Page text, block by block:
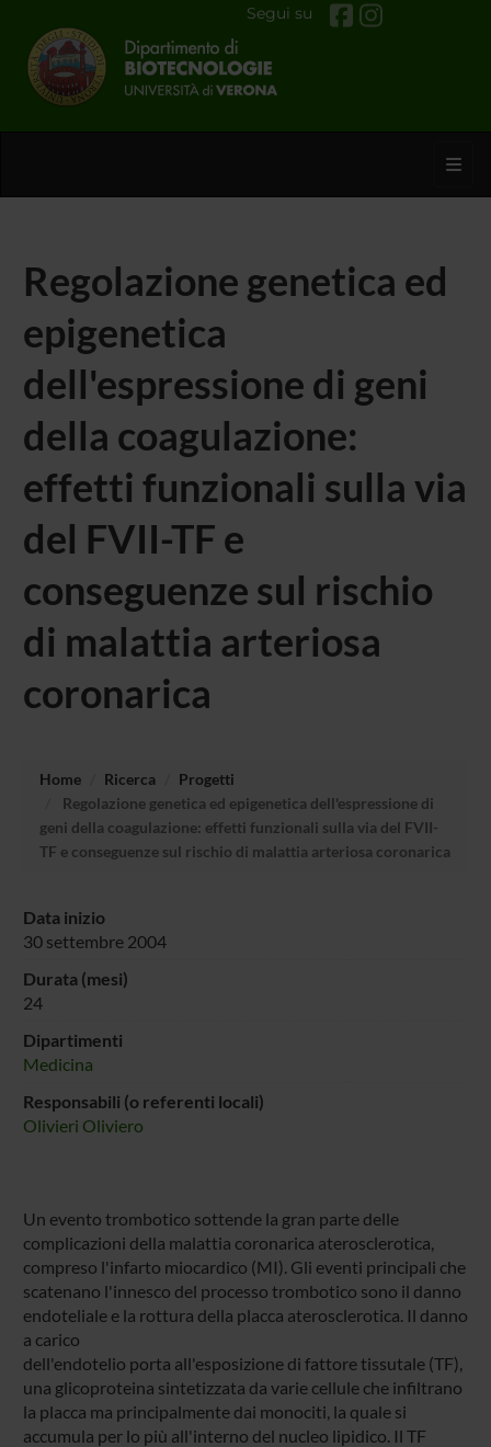
Segui su
Regolazione genetica ed
epigenetica
dell'espressione di geni
della coagulazione:
effetti funzionali sulla via
del FVII-TF e
conseguenze sul rischio
di malattia arteriosa
coronarica
Home Ricerca
Progetti
Regolazione genetica ed epigenetica dell'espressione di
geni della coagulazione: effetti funzionali sulla via del FVII-
TF e conseguenze sul rischio di malattia arteriosa coronarica
Data inizio
30 settembre 2004
Durata (mesi)
24
Dipartimenti
Medicina
Responsabili (o referenti locali)
Olivieri Oliviero
Un evento trombotico sottende la gran parte delle
complicazioni della malattia coronarica aterosclerotica,
compreso l'infarto miocardico (MI). Gli eventi principali che
scatenano l'innesco del processo trombotico sono il danno
endoteliale e la rottura della placca aterosclerotica. Il danno
a carico
dell'endotelio porta all'esposizione di fattore tissutale (TF),
una glicoproteina sintetizzata da varie cellule che infiltrano
la placca ma principalmente dai monociti, la quale si
accumula per lo più all'interno del nucleo lipidico. Il TF